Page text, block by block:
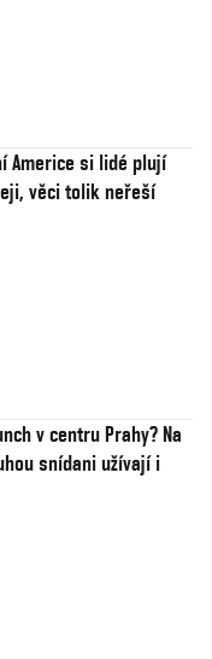
Americe si lidé plují
věci tolik neřeší
v centru Prahy? Na
snídani užívají i